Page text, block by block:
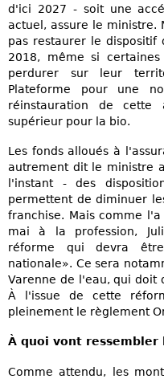
d'ici 2027 - soit une
actuel, assure le ministre.
pas restaurer le dispositif
2018, même si
perdurer sur leur
Plateforme pour une
réinstauration de
supérieur pour la bio.
Les fonds alloués à
autrement dit le ministre
l'instant - des
permettent de diminuer
franchise. Mais comme
mai à la profession,
réforme qui devra
nationale». Ce sera
Varenne de l'eau, qui doit
À l'issue de cette
pleinement le règlement
À quoi vont ressembler
Comme attendu, les